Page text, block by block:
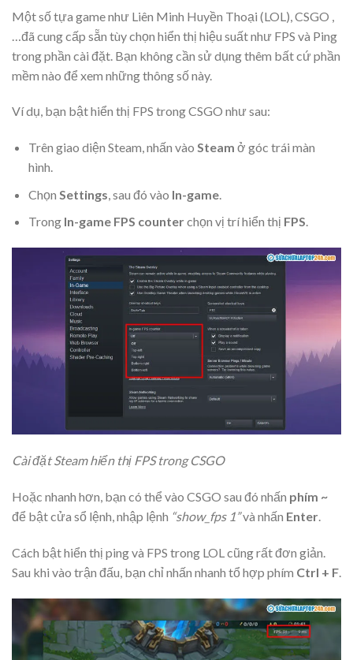
Một số tựa game như Liên Minh Huyền Thoại (LOL), CSGO ,
…đã cung cấp sẵn tùy chọn hiển thị hiệu suất như FPS và Ping
trong phần cài đặt. Bạn không cần sử dụng thêm bất cứ phần
mềm nào để xem những thông số này.
Ví dụ, bạn bật hiển thị FPS trong CSGO như sau:
Trên giao diện Steam, nhấn vào Steam ở góc trái màn
hình.
Chọn Settings, sau đó vào In-game.
Trong In-game FPS counterchọn vị trí hiển thị FPS.
Cài đặt Steam hiển thị FPS trong CSGO
Hoặc nhanh hơn, bạn có thể vào CSGO sau đó nhấn phím ~
để bật cửa sổ lệnh, nhập lệnh “show_fps 1”và nhấn Enter.
Cách bật hiển thị ping và FPS trong LOL cũng rất đơn giản.
Sau khi vào trận đấu, bạn chỉ nhấn nhanh tổ hợp phím Ctrl + F.